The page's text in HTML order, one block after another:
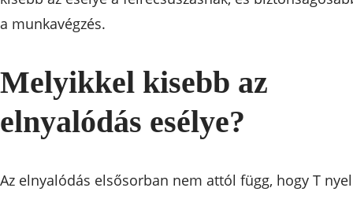
a munkavégzés.
Melyikkel kisebb az
elnyalódás esélye?
Az elnyalódás elsősorban nem attól függ, hogy T